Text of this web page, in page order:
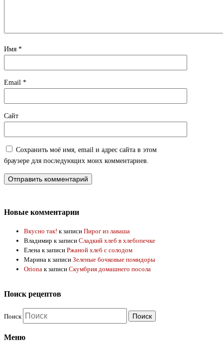
Имя *
Email *
Сайт
Сохранить моё имя, email и адрес сайта в этом
браузере для последующих моих комментариев.
Новые комментарии
Вкусно так! к записи Пирог из лаваша
Владимир к записи Сладкий хлеб в хлебопечке
Елена к записи Ржаной хлеб с солодом
Марина к записи Зеленые бочковые помидоры
Oriona к записи Скумбрия домашнего посола
Поиск рецептов
Поиск
Меню